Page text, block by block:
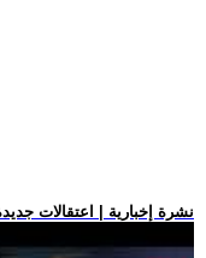
.. نشرة إخبارية | اعتقالات